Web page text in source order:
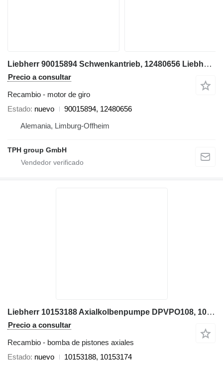
Liebherr 90015894 Schwenkantrieb, 12480656 Liebherr R906 LC; R906 NLC; R9 motor de giro para Liebherr R906 LC, R906 NLC, R906 WLC, R916 LC, R916 NLC excavadora
Precio a consultar
Recambio - motor de giro
Estado nuevo
90015894, 12480656
Alemania, Limburg-Offheim
TPH group GmbH
Liebherr 10153188 Axialkolbenpumpe DPVPO108, 10153174, R926LC, R926NLC, R bomba de pistones axiales para Liebherr R926LC, R926NLC, R926SLC, R926WLC excavadora
Precio a consultar
Recambio - bomba de pistones axiales
Estado nuevo
10153188, 10153174